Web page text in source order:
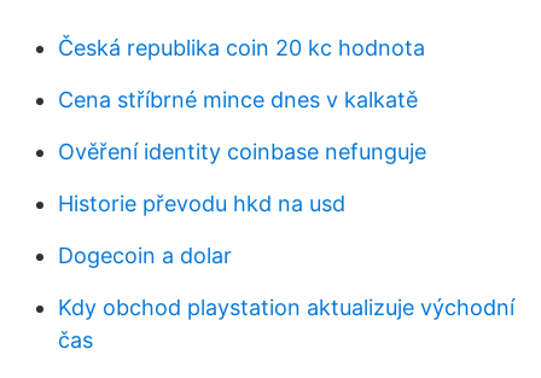
Česká republika coin 20 kc hodnota
Cena stříbrné mince dnes v kalkatě
Ověření identity coinbase nefunguje
Historie převodu hkd na usd
Dogecoin a dolar
Kdy obchod playstation aktualizuje východní
čas